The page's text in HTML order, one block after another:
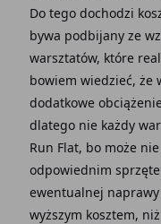
Do tego dochodzi
bywa podbijany ze
warsztatów, które
bowiem wiedzieć, że
dodatkowe
dlatego nie każdy
Run Flat, bo może
odpowiednim
ewentualnej naprawy
wyższym kosztem,